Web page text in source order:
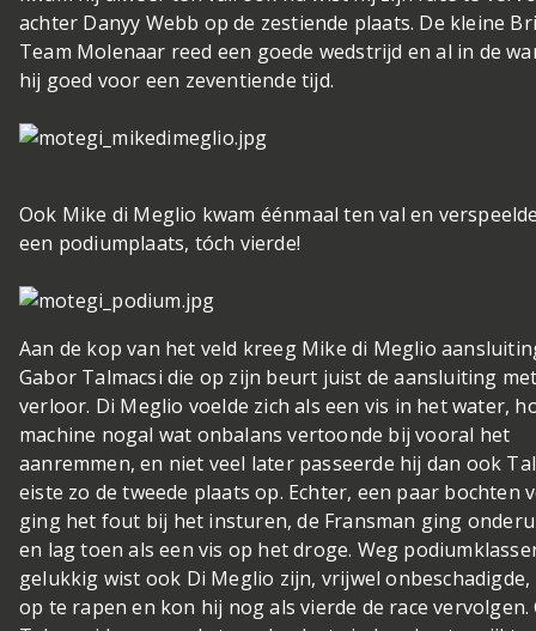
achter Danyy Webb op de zestiende plaats. De kleine
Team Molenaar reed een goede wedstrijd en al in de
hij goed voor een zeventiende tijd.
Ook Mike di Meglio kwam éénmaal ten val en
een podiumplaats, tóch vierde!
Aan de kop van het veld kreeg Mike di Meglio
Gabor Talmacsi die op zijn beurt juist de aansluiting
verloor. Di Meglio voelde zich als een vis in het water,
machine nogal wat onbalans vertoonde bij vooral het
aanremmen, en niet veel later passeerde hij dan ook
eiste zo de tweede plaats op. Echter, een paar bochten
ging het fout bij het insturen, de Fransman ging
en lag toen als een vis op het droge. Weg
gelukkig wist ook Di Meglio zijn, vrijwel onbeschadigde,
op te rapen en kon hij nog als vierde de race vervolgen.